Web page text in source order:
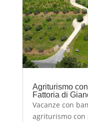
Agriturismo
Fattoria di
Vacanze con
agriturismo con